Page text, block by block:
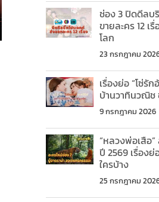
ช่อง 3 ปิดดีลบ
ขายละคร 12 เ
โลก
23 กรกฎาคม
เรื่องย่อ “โซ่รั
บ้านวาทินวณิช
9 กรกฎาคม 2026
“หลวงพ่อเสือ”
ปี 2569 เรื่อง
ใครบ้าง
25 กรกฎาคม